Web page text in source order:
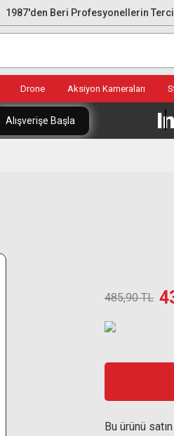
1987'den Beri Profesyonellerin
Drone Aksiyon Kameraları
Alışverişe Başla
485,90 TL
Bu ürünü